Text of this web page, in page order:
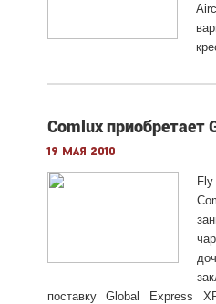
Comlux приобретает
19 мая 2010
поставку Global Express